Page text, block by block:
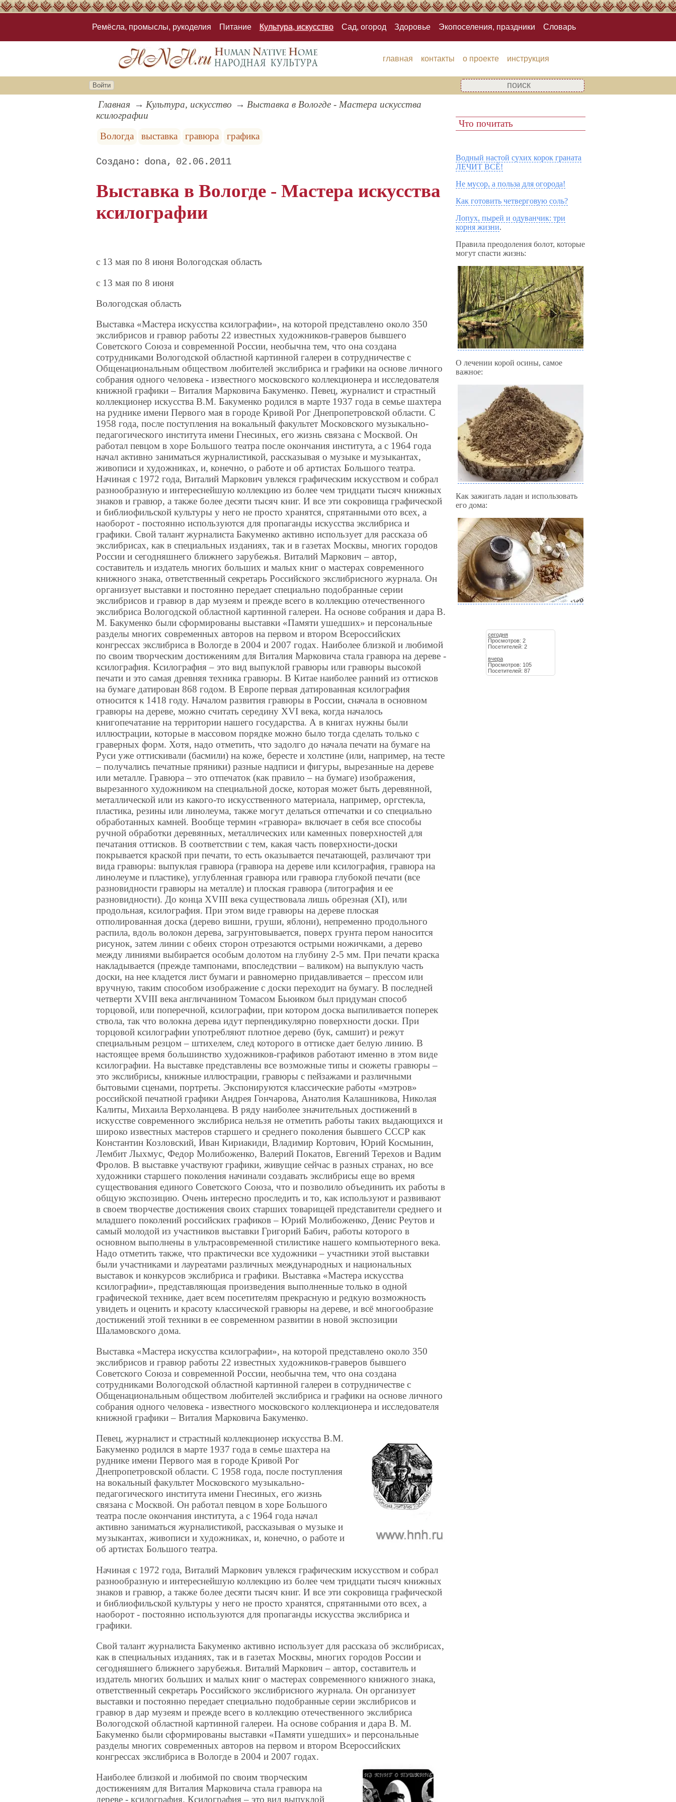
Ремёсла, промыслы, рукоделия Питание Культура, искусство Сад, огород Здоровье Экопоселения, праздники Словарь
главная контакты о проекте инструкция
Войти
Главная Культура, искусство
Выставка в Вологде - Мастера искусства
ксилографии
Вологда
выставка гравюра графика
dona 02.06.2011
Выставка в Вологде - Мастера искусства
ксилографии
c 13 мая по 8 июня Вологодская область
c 13 мая по 8 июня
Вологодская область
Выставка «Мастера искусства ксилографии», на которой представлено около 350
экслибрисов и гравюр работы 22 известных художников-граверов бывшего
Советского Союза и современной России, необычна тем, что она создана
сотрудниками Вологодской областной картинной галереи в сотрудничестве с
Общенациональным обществом любителей экслибриса и графики на основе личного
собрания одного человека - известного московского коллекционера и исследователя
книжной графики – Виталия Марковича Бакуменко. Певец, журналист и страстный
коллекционер искусства В.М. Бакуменко родился в марте 1937 года в семье шахтера
на руднике имени Первого мая в городе Кривой Рог Днепропетровской области. С
1958 года, после поступления на вокальный факультет Московского музыкально-
педагогического института имени Гнесиных, его жизнь связана с Москвой. Он
работал певцом в хоре Большого театра после окончания института, а с 1964 года
начал активно заниматься журналистикой, рассказывая о музыке и музыкантах,
живописи и художниках, и, конечно, о работе и об артистах Большого театра.
Начиная с 1972 года, Виталий Маркович увлекся графическим искусством и собрал
разнообразную и интереснейшую коллекцию из более чем тридцати тысяч книжных
знаков и гравюр, а также более десяти тысяч книг. И все эти сокровища графической
и библиофильской культуры у него не просто хранятся, спрятанными ото всех, а
наоборот - постоянно используются для пропаганды искусства экслибриса и
графики. Свой талант журналиста Бакуменко активно использует для рассказа об
экслибрисах, как в специальных изданиях, так и в газетах Москвы, многих городов
России и сегодняшнего ближнего зарубежья. Виталий Маркович – автор,
составитель и издатель многих больших и малых книг о мастерах современного
книжного знака, ответственный секретарь Российского экслибрисного журнала. Он
организует выставки и постоянно передает специально подобранные серии
экслибрисов и гравюр в дар музеям и прежде всего в коллекцию отечественного
экслибриса Вологодской областной картинной галереи. На основе собрания и дара В.
М. Бакуменко были сформированы выставки «Памяти ушедших» и персональные
разделы многих современных авторов на первом и втором Всероссийских
конгрессах экслибриса в Вологде в 2004 и 2007 годах. Наиболее близкой и любимой
по своим творческим достижениям для Виталия Марковича стала гравюра на дереве -
ксилография. Ксилография – это вид выпуклой гравюры или гравюры высокой
печати и это самая древняя техника гравюры. В Китае наиболее ранний из оттисков
на бумаге датирован 868 годом. В Европе первая датированная ксилография
относится к 1418 году. Началом развития гравюры в России, сначала в основном
гравюры на дереве, можно считать середину XVI века, когда началось
книгопечатание на территории нашего государства. А в книгах нужны были
иллюстрации, которые в массовом порядке можно было тогда сделать только с
граверных форм. Хотя, надо отметить, что задолго до начала печати на бумаге на
Руси уже оттискивали (басмили) на коже, бересте и холстине (или, например, на тесте
– получались печатные пряники) разные надписи и фигуры, вырезанные на дереве
или металле. Гравюра – это отпечаток (как правило – на бумаге) изображения,
вырезанного художником на специальной доске, которая может быть деревянной,
металлической или из какого-то искусственного материала, например, оргстекла,
пластика, резины или линолеума, также могут делаться отпечатки и со специально
обработанных камней. Вообще термин «гравюра» включает в себя все способы
ручной обработки деревянных, металлических или каменных поверхностей для
печатания оттисков. В соответствии с тем, какая часть поверхности-доски
покрывается краской при печати, то есть оказывается печатающей, различают три
вида гравюры: выпуклая гравюра (гравюра на дереве или ксилография, гравюра на
линолеуме и пластике), углубленная гравюра или гравюра глубокой печати (все
разновидности гравюры на металле) и плоская гравюра (литография и ее
разновидности). До конца XVIII века существовала лишь обрезная (ХI), или
продольная, ксилография. При этом виде гравюры на дереве плоская
отполированная доска (дерево вишни, груши, яблони), непременно продольного
распила, вдоль волокон дерева, загрунтовывается, поверх грунта пером наносится
рисунок, затем линии с обеих сторон отрезаются острыми ножичками, а дерево
между линиями выбирается особым долотом на глубину 2-5 мм. При печати краска
накладывается (прежде тампонами, впоследствии – валиком) на выпуклую часть
доски, на нее кладется лист бумаги и равномерно придавливается – прессом или
вручную, таким способом изображение с доски переходит на бумагу. В последней
четверти XVIII века англичанином Томасом Бьюиком был придуман способ
торцовой, или поперечной, ксилографии, при котором доска выпиливается поперек
ствола, так что волокна дерева идут перпендикулярно поверхности доски. При
торцовой ксилографии употребляют плотное дерево (бук, самшит) и режут
специальным резцом – штихелем, след которого в оттиске дает белую линию. В
настоящее время большинство художников-графиков работают именно в этом виде
ксилографии. На выставке представлены все возможные типы и сюжеты гравюры –
это экслибрисы, книжные иллюстрации, гравюры с пейзажами и различными
бытовыми сценами, портреты. Экспонируются классические работы «мэтров»
российской печатной графики Андрея Гончарова, Анатолия Калашникова, Николая
Калиты, Михаила Верхоланцева. В ряду наиболее значительных достижений в
искусстве современного экслибриса нельзя не отметить работы таких выдающихся и
широко известных мастеров старшего и среднего поколения бывшего СССР как
Константин Козловский, Иван Кириакиди, Владимир Кортович, Юрий Космынин,
Лембит Лыхмус, Федор Молибоженко, Валерий Покатов, Евгений Терехов и Вадим
Фролов. В выставке участвуют графики, живущие сейчас в разных странах, но все
художники старшего поколения начинали создавать экслибрисы еще во время
существования единого Советского Союза, что и позволило объединить их работы в
общую экспозицию. Очень интересно проследить и то, как используют и развивают
в своем творчестве достижения своих старших товарищей представители среднего и
младшего поколений российских графиков – Юрий Молибоженко, Денис Реутов и
самый молодой из участников выставки Григорий Бабич, работы которого в
основном выполнены в ультрасовременной стилистике нашего компьютерного века.
Надо отметить также, что практически все художники – участники этой выставки
были участниками и лауреатами различных международных и национальных
выставок и конкурсов экслибриса и графики. Выставка «Мастера искусства
ксилографии», представляющая произведения выполненные только в одной
графической технике, дает всем посетителям прекрасную и редкую возможность
увидеть и оценить и красоту классической гравюры на дереве, и всё многообразие
достижений этой техники в ее современном развитии в новой экспозиции
Шаламовского дома.
Выставка «Мастера искусства ксилографии», на которой представлено около 350
экслибрисов и гравюр работы 22 известных художников-граверов бывшего
Советского Союза и современной России, необычна тем, что она создана
сотрудниками Вологодской областной картинной галереи в сотрудничестве с
Общенациональным обществом любителей экслибриса и графики на основе личного
собрания одного человека - известного московского коллекционера и исследователя
книжной графики – Виталия Марковича Бакуменко.
Певец, журналист и страстный коллекционер искусства В.М.
Бакуменко родился в марте 1937 года в семье шахтера на
руднике имени Первого мая в городе Кривой Рог
Днепропетровской области. С 1958 года, после поступления
на вокальный факультет Московского музыкально-
педагогического института имени Гнесиных, его жизнь
связана с Москвой. Он работал певцом в хоре Большого
театра после окончания института, а с 1964 года начал
активно заниматься журналистикой, рассказывая о музыке и
музыкантах, живописи и художниках, и, конечно, о работе и
об артистах Большого театра.
Начиная с 1972 года, Виталий Маркович увлекся графическим искусством и собрал
разнообразную и интереснейшую коллекцию из более чем тридцати тысяч книжных
знаков и гравюр, а также более десяти тысяч книг. И все эти сокровища графической
и библиофильской культуры у него не просто хранятся, спрятанными ото всех, а
наоборот - постоянно используются для пропаганды искусства экслибриса и
графики.
Свой талант журналиста Бакуменко активно использует для рассказа об экслибрисах,
как в специальных изданиях, так и в газетах Москвы, многих городов России и
сегодняшнего ближнего зарубежья. Виталий Маркович – автор, составитель и
издатель многих больших и малых книг о мастерах современного книжного знака,
ответственный секретарь Российского экслибрисного журнала. Он организует
выставки и постоянно передает специально подобранные серии экслибрисов и
гравюр в дар музеям и прежде всего в коллекцию отечественного экслибриса
Вологодской областной картинной галереи. На основе собрания и дара В. М.
Бакуменко были сформированы выставки «Памяти ушедших» и персональные
разделы многих современных авторов на первом и втором Всероссийских
конгрессах экслибриса в Вологде в 2004 и 2007 годах.
Наиболее близкой и любимой по своим творческим
достижениям для Виталия Марковича стала гравюра на
дереве - ксилография. Ксилография – это вид выпуклой
Что почитать
Водный настой сухих корок граната
ЛЕЧИТ ВСЁ!
Не мусор, а польза для огорода!
Как готовить четверговую соль?
Лопух, пырей и одуванчик: три
корня жизни.
Правила преодоления болот, которые
могут спасти жизнь:
О лечении корой осины, самое
важное:
Как зажигать ладан и использовать
его дома:
сегодня
Просмотров: 2
Посетителей: 2
вчера
Просмотров: 105
Посетителей: 87